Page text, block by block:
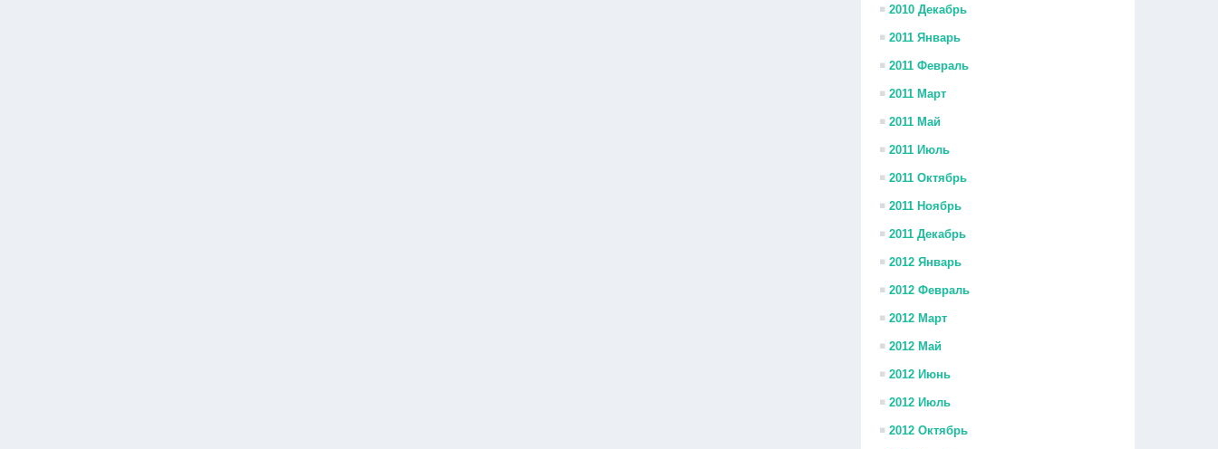
2010 Декабрь
2011 Январь
2011 Февраль
2011 Март
2011 Май
2011 Июль
2011 Октябрь
2011 Ноябрь
2011 Декабрь
2012 Январь
2012 Февраль
2012 Март
2012 Май
2012 Июнь
2012 Июль
2012 Октябрь